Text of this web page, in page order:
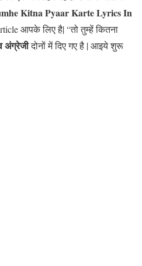
Kitna Pyaar Karte Lyrics In
आपके लिए है| “तो तुम्हें कितना
अंग्रेजीदोनों में दिए गए है | आइये शुरू